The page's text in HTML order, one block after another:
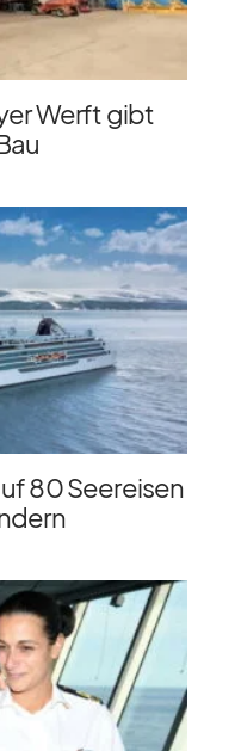
Werft gibt
80 Seereisen